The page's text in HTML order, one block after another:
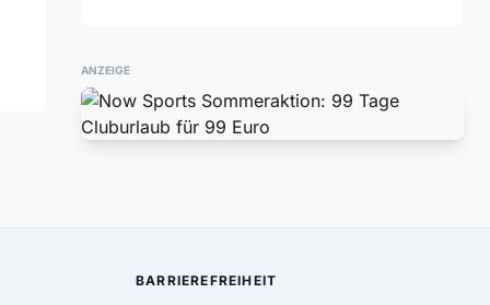
ANZEIGE
BARRIEREFREIHEIT